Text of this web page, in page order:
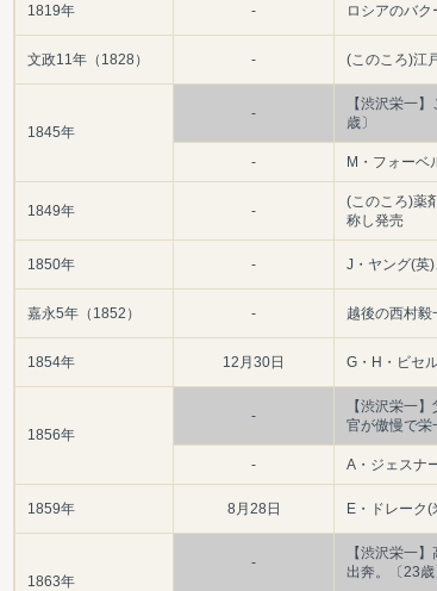
1819年 - ロシアのバ
文政11年（1828） - (このころ)江
1845年
-
【渋沢栄一
歳〕
- M・フォーベ
1849年 -
(このころ)薬
称し発売
1850年 - J・ヤング(英
嘉永5年（1852） - 越後の西村
1854年 12月30日 G・H・ビセ
1856年
-
【渋沢栄一
官が傲慢で栄
- A・ジェスナ
1859年 8月28日 E・ドレーク
1863年
-
【渋沢栄一
出奔。〔23歳